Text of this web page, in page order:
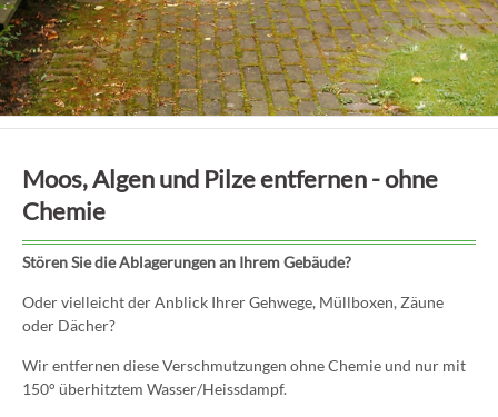
Moos, Algen und Pilze entfernen - ohne
Chemie
Stören Sie die Ablagerungen an Ihrem Gebäude?
Oder vielleicht der Anblick Ihrer Gehwege, Müllboxen, Zäune
oder Dächer?
Wir entfernen diese Verschmutzungen ohne Chemie und nur mit
150° überhitztem Wasser/Heissdampf.